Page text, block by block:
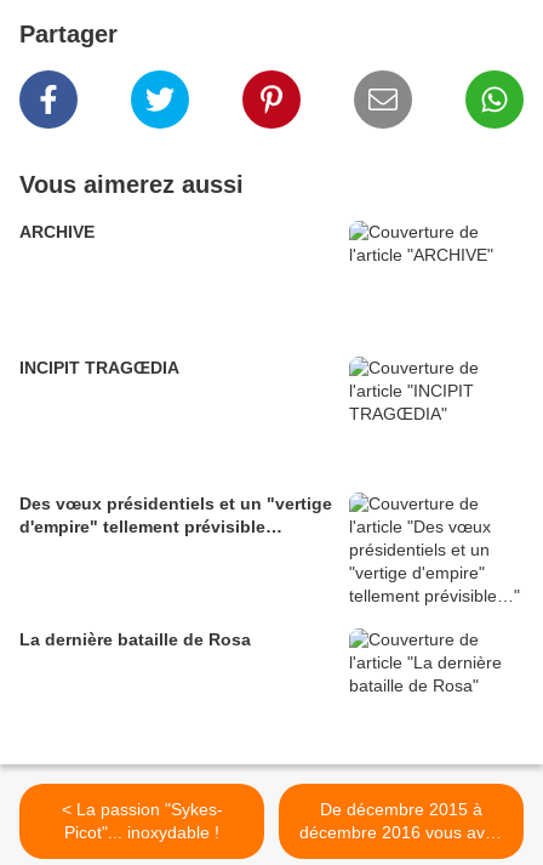
Partager
Vous aimerez aussi
ARCHIVE
INCIPIT TRAGŒDIA
Des vœux présidentiels et un "vertige
d'empire" tellement prévisible…
La dernière bataille de Rosa
< La passion "Sykes-
Picot"... inoxydable !
De décembre 2015 à
décembre 2016 vous avez
souhaité parcourir ce blog